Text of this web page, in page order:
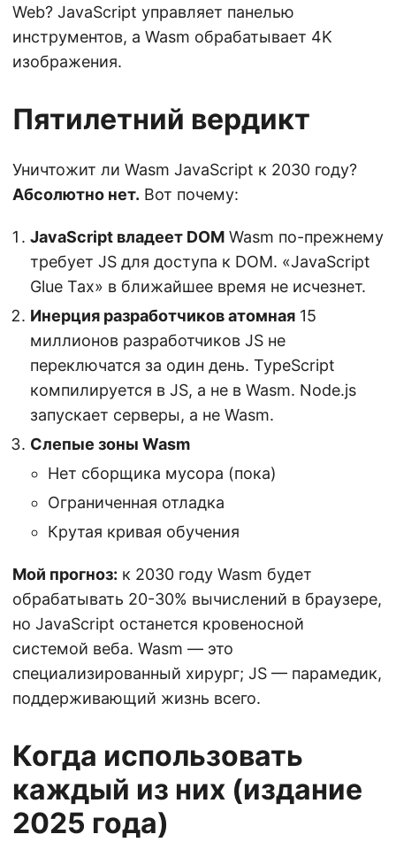
Web? JavaScript управляет панелью
инструментов, а Wasm обрабатывает 4K
изображения.
Пятилетний вердикт
Уничтожит ли Wasm JavaScript к 2030 году?
Абсолютно нет. Вот почему:
JavaScript владеет DOM Wasm по-прежнему
требует JS для доступа к DOM. «JavaScript
Glue Tax» в ближайшее время не исчезнет.
Инерция разработчиков атомная 15
миллионов разработчиков JS не
переключатся за один день. TypeScript
компилируется в JS, а не в Wasm. Node.js
запускает серверы, а не Wasm.
Слепые зоны Wasm
Нет сборщика мусора (пока)
Ограниченная отладка
Крутая кривая обучения
Мой прогноз: к 2030 году Wasm будет
обрабатывать 20-30% вычислений в браузере,
но JavaScript останется кровеносной
системой веба. Wasm — это
специализированный хирург; JS — парамедик,
поддерживающий жизнь всего.
Когда использовать
каждый из них (издание
2025 года)